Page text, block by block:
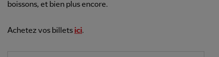
boissons, et bien plus encore.
Achetez vos billets ici.